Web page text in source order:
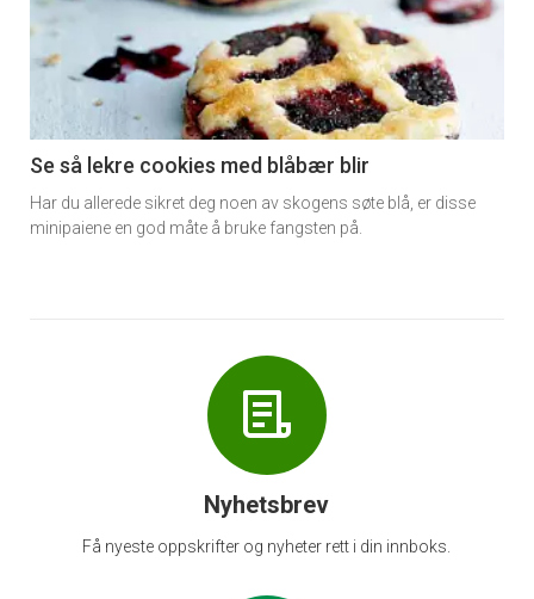
akkurat
nå
6
Se så lekre cookies med blåbær blir
Har du allerede sikret deg noen av skogens søte blå, er disse
minipaiene en god måte å bruke fangsten på.
Nyhetsbrev
Få nyeste oppskrifter og nyheter rett i din innboks.